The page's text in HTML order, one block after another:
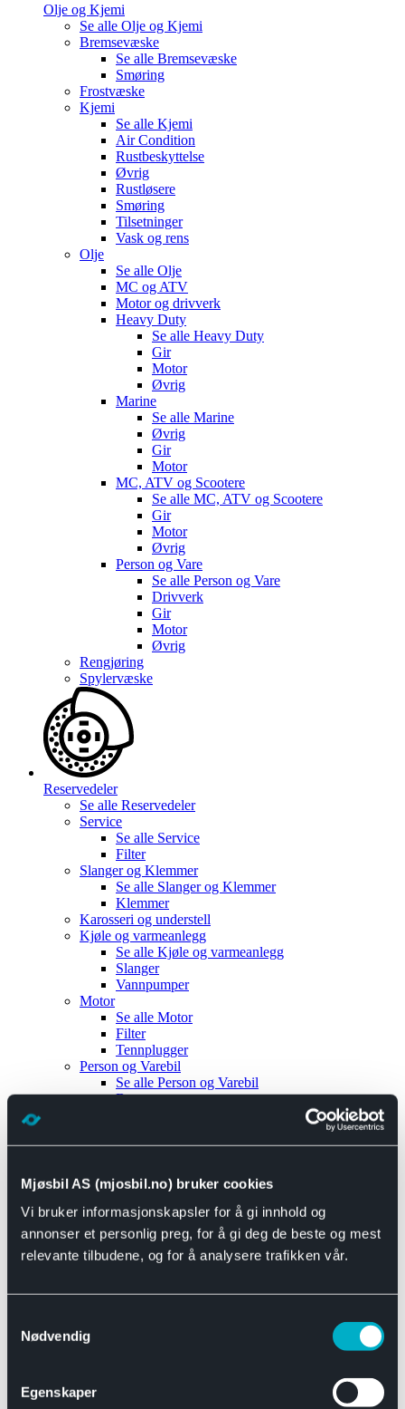
Mjøsbil AS (mjosbil.no) bruker cookies
Vi bruker informasjonskapsler for å gi innhold og
annonser et personlig preg, for å gi deg de beste og mest
relevante tilbudene, og for å analysere trafikken vår.
Nødvendig
Egenskaper
Olje og Kjemi
Se alle Olje og Kjemi
Bremsevæske
Se alle Bremsevæske
Smøring
Frostvæske
Kjemi
Se alle Kjemi
Air Condition
Rustbeskyttelse
Øvrig
Rustløsere
Smøring
Tilsetninger
Vask og rens
Olje
Se alle Olje
MC og ATV
Motor og drivverk
Heavy Duty
Se alle Heavy Duty
Gir
Motor
Øvrig
Marine
Se alle Marine
Øvrig
Gir
Motor
MC, ATV og Scootere
Se alle MC, ATV og Scootere
Gir
Motor
Øvrig
Person og Vare
Se alle Person og Vare
Drivverk
Gir
Motor
Øvrig
Rengjøring
Spylervæske
Reservedeler
Se alle Reservedeler
Service
Se alle Service
Filter
Slanger og Klemmer
Se alle Slanger og Klemmer
Klemmer
Karosseri og understell
Kjøle og varmeanlegg
Se alle Kjøle og varmeanlegg
Slanger
Vannpumper
Motor
Se alle Motor
Filter
Tennplugger
Person og Varebil
Se alle Person og Varebil
Brems
Motor og drivverk
Se alle Universal
Bremsedeler
Se alle Bremsedeler
Bremsenippler
Drivline og motor
Se alle Drivline og motor
Eksosanlegg